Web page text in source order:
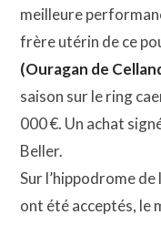
meilleure
frère utérin de ce
(Ouragan de
saison sur le ring
000 €. Un achat
Beller.
Sur l’hippodrome
ont été acceptés, le